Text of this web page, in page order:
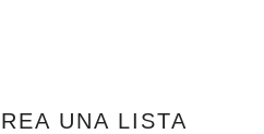
UNA LISTA